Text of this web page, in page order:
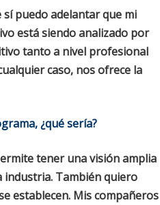
puedo adelantar que mi
está siendo analizado por
tanto a nivel profesional
caso, nos ofrece la
¿qué sería?
tener una visión amplia
industria. También quiero
establecen. Mis compañeros